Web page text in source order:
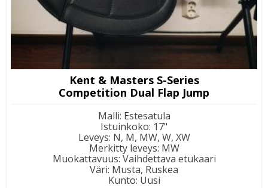
Kent & Masters S-Series
Competition Dual Flap Jump
Malli: Estesatula
Istuinkoko: 17"
Leveys: N, M, MW, W, XW
Merkitty leveys: MW
Muokattavuus: Vaihdettava etukaari
Väri: Musta, Ruskea
Kunto: Uusi